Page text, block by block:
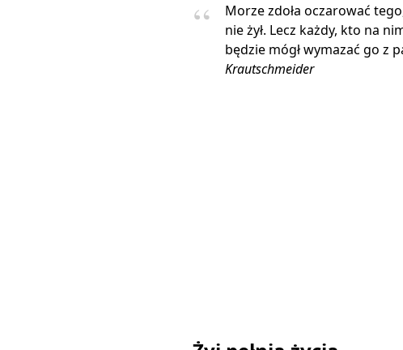
Morze zdoła oczarować
nie żył. Lecz każdy, kto na
będzie mógł wymazać go z
Krautschmeider